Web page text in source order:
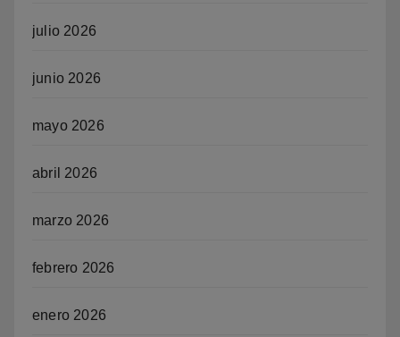
julio 2026
junio 2026
mayo 2026
abril 2026
marzo 2026
febrero 2026
enero 2026